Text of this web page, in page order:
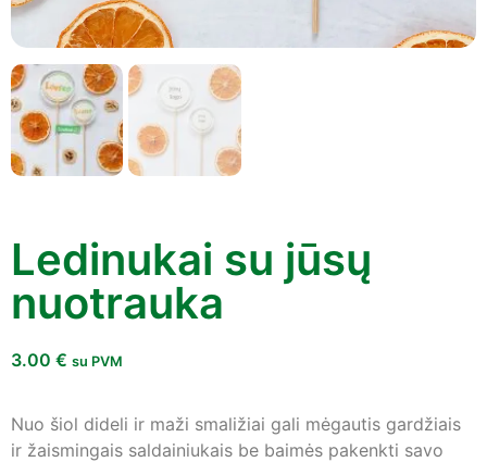
Ledinukai su jūsų
nuotrauka
3.00 € su PVM
Nuo šiol dideli ir maži smaližiai gali mėgautis gardžiais
ir žaismingais saldainiukais be baimės pakenkti savo